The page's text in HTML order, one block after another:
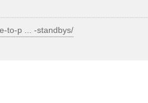
to-p ... -standbys/